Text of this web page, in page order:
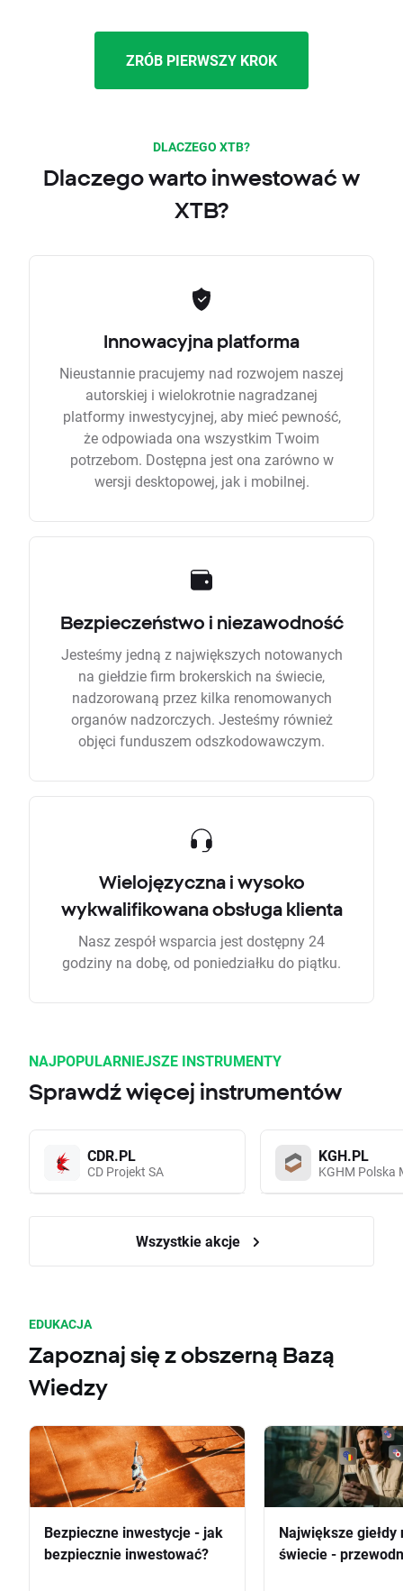
ZRÓB PIERWSZY KROK
DLACZEGO XTB?
Dlaczego warto inwestować w
XTB?
Innowacyjna platforma
Nieustannie pracujemy nad rozwojem naszej
autorskiej i wielokrotnie nagradzanej
platformy inwestycyjnej, aby mieć pewność,
że odpowiada ona wszystkim Twoim
potrzebom. Dostępna jest ona zarówno w
wersji desktopowej, jak i mobilnej.
Bezpieczeństwo i niezawodność
Jesteśmy jedną z największych notowanych
na giełdzie firm brokerskich na świecie,
nadzorowaną przez kilka renomowanych
organów nadzorczych. Jesteśmy również
objęci funduszem odszkodowawczym.
Wielojęzyczna i wysoko
wykwalifikowana obsługa klienta
Nasz zespół wsparcia jest dostępny 24
godziny na dobę, od poniedziałku do piątku.
NAJPOPULARNIEJSZE INSTRUMENTY
Sprawdź więcej instrumentów
CDR.PL
CD Projekt SA
KGH.PL
KGHM Polska
Wszystkie akcje
EDUKACJA
Zapoznaj się z obszerną Bazą
Wiedzy
Bezpieczne inwestycje - jak
bezpiecznie inwestować?
Największe giełdy
świecie -